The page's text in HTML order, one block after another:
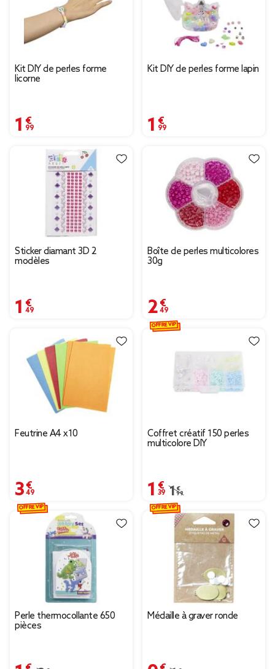
Kit DIY de perles forme
licorne
1,99 €
Kit DIY de perles forme lapin
1,99 €
Sticker diamant 3D 2
modèles
1,49 €
Boîte de perles multicolores
30g
2,49 €
Feutrine A4 x10
3,49 €
Coffret créatif 150 perles
multicolore DIY
1,39 €
Prix remisé de 1,99 € à
1,99 €
OFFRE VIP
Perle thermocollante 650
pièces
1,04 €
OFFRE VIP
Médaille à graver ronde
0,70 €
OFFRE VIP